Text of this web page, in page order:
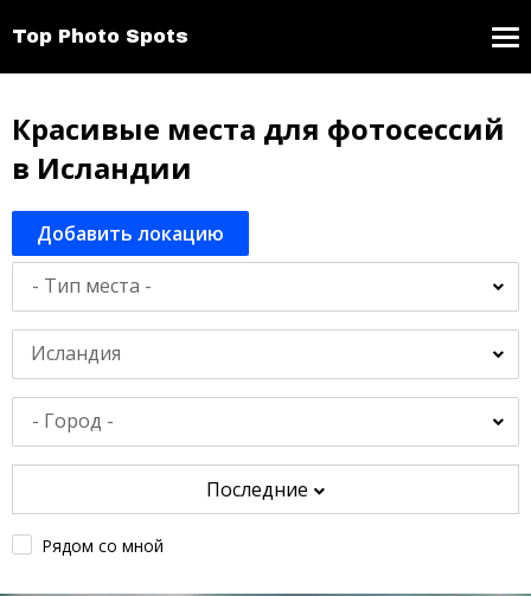
Top Photo Spots
Красивые места для фотосессий
в Исландии
Добавить локацию
Исландия
Последние
Рядом со мной